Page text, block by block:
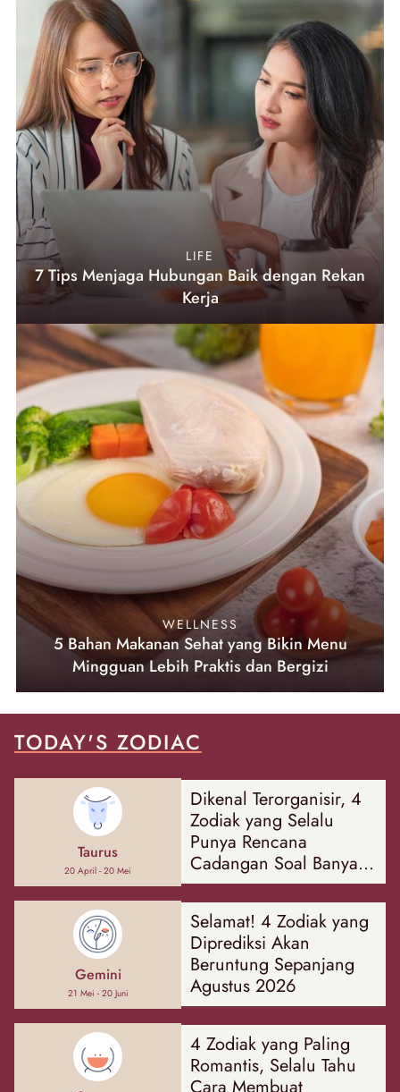
LIFE
7 Tips Menjaga Hubungan Baik dengan Rekan
Kerja
WELLNESS
5 Bahan Makanan Sehat yang Bikin Menu
Mingguan Lebih Praktis dan Bergizi
TODAY'S ZODIAC
Taurus
20 April - 20 Mei
Dikenal Terorganisir, 4
Zodiak yang Selalu
Punya Rencana
Cadangan Soal Banyak
Hal
Gemini
21 Mei - 20 Juni
Selamat! 4 Zodiak yang
Diprediksi Akan
Beruntung Sepanjang
Agustus 2026
4 Zodiak yang Paling
Romantis, Selalu Tahu